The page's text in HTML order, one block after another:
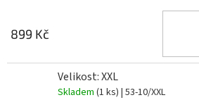
899 Kč
Velikost: XXL
Skladem (1 ks) | 53-10/XXL